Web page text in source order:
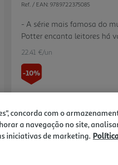
Next
Ref. / EAN: 9789722375085
- A série mais famosa do
Potter encanta leitores há
jornada em Hogwarts. - O
ilustrador português Mário
nova geração de leitores,
únicas em todo o mundo! -
22.41 €/un
-10%
22,41 €
Notas de preparação
concorda com o
a navegação no site,
iniciativas de marketing.